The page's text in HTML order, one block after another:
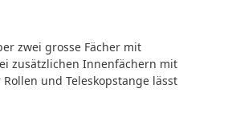
zwei grosse Fächer mit
zusätzlichen Innenfächern mit
und Teleskopstange lässt